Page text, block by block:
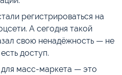
регистрироваться на
А сегодня такой
свою ненадёжность — не
доступ.
для масс-маркета — это